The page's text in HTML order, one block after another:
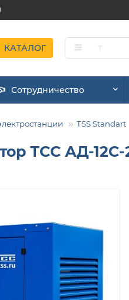
КАТАЛОГ
Сотрудничество
TSS Standart
ТСС АД-